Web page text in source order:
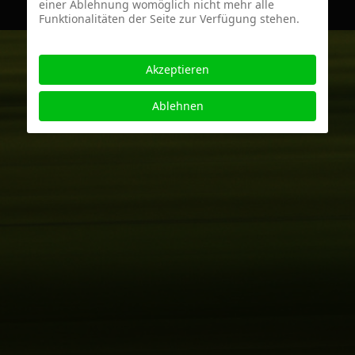
einer Ablehnung womöglich nicht mehr alle
Funktionalitäten der Seite zur Verfügung stehen.
Akzeptieren
Ablehnen